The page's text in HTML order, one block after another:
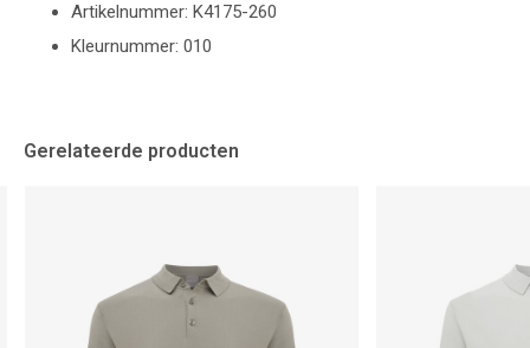
Artikelnummer: K4175-260
Kleurnummer: 010
Gerelateerde producten